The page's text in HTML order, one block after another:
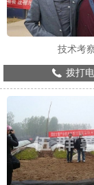
技术考
拨打